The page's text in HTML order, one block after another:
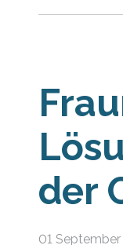
der
01 September